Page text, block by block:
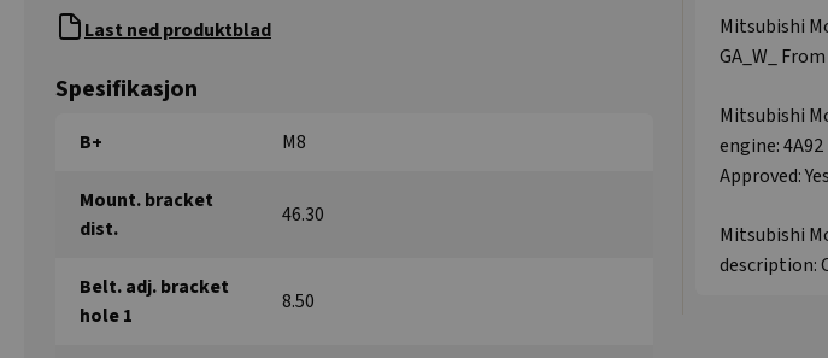
Last ned produktblad
Spesifikasjon
B+ M8
Mount. bracket
dist.
46.30
Belt. adj. bracket
hole 1
8.50
Mitsubishi
GA_W_
Mitsubishi
engine:
Approved: Yes
Mitsubishi
description: